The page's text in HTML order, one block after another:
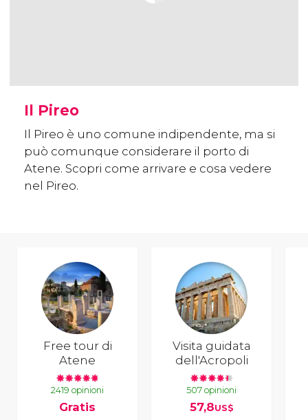
Il Pireo
Il Pireo è uno comune indipendente, ma si
può comunque considerare il porto di
Atene. Scopri come arrivare e cosa vedere
nel Pireo.
Free tour di
Atene
2419 opinioni
Gratis
Visita guidata
dell'Acropoli
507 opinioni
57,8US$